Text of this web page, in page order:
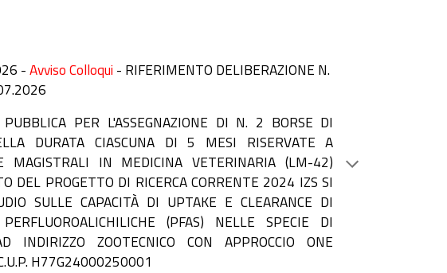
-Avviso Colloqui - RIFERIMENTO DELIBERAZIONE N.
PER L'ASSEGNAZIONE DI N. 2 BORSE DI
DURATA CIASCUNA DI 5 MESI RISERVATE A
MAGISTRALI IN MEDICINA VETERINARIA (LM-42)
DEL PROGETTO DI RICERCA CORRENTE 2024 IZS SI
SULLE CAPACITÀ DI UPTAKE E CLEARANCE DI
(PFAS) NELLE SPECIE DI
INDIRIZZO ZOOTECNICO CON APPROCCIO ONE
H77G24000250001